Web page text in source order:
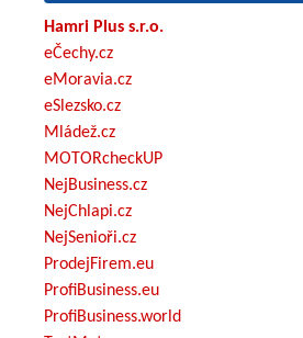
Hamri Plus s.r.o.
eČechy.cz
eMoravia.cz
eSlezsko.cz
Mládež.cz
MOTORcheckUP
NejBusiness.cz
NejChlapi.cz
NejSenioři.cz
ProdejFirem.eu
ProfiBusiness.eu
ProfiBusiness.world